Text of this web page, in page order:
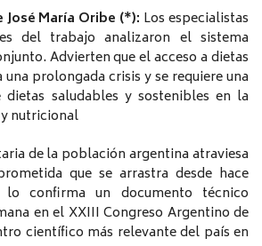
María Oribe (*): Los especialistas
del trabajo analizaron el sistema
Advierten que el acceso a dietas
prolongada crisis y se requiere una
saludables y sostenibles en la
nutricional
de la población argentina atraviesa
que se arrastra desde hace
lo confirma un documento técnico
en el XXIII Congreso Argentino de
científico más relevante del país en